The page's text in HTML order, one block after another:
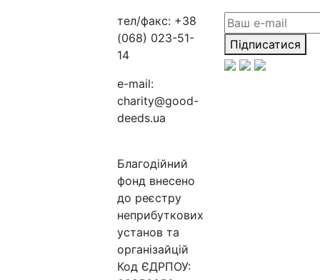
тел/факс: +38
(068) 023-51-
14
e-mail:
charity@good-
deeds.ua
Благодійний
фонд внесено
до реєстру
неприбуткових
установ та
організайцій
Код ЄДРПОУ:
Підписатися